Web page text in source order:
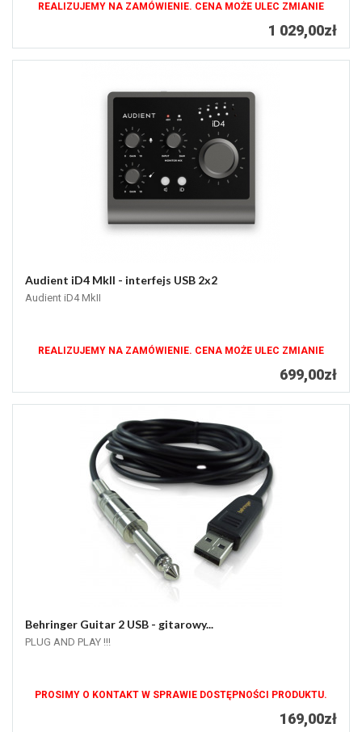
REALIZUJEMY NA ZAMÓWIENIE. CENA MOŻE ULEC ZMIANIE
1 029,00zł
Audient iD4 MkII - interfejs USB 2x2
Audient iD4 MkII
REALIZUJEMY NA ZAMÓWIENIE. CENA MOŻE ULEC ZMIANIE
699,00zł
Behringer Guitar 2 USB - gitarowy...
PLUG AND PLAY !!!
PROSIMY O KONTAKT W SPRAWIE DOSTĘPNOŚCI PRODUKTU.
169,00zł